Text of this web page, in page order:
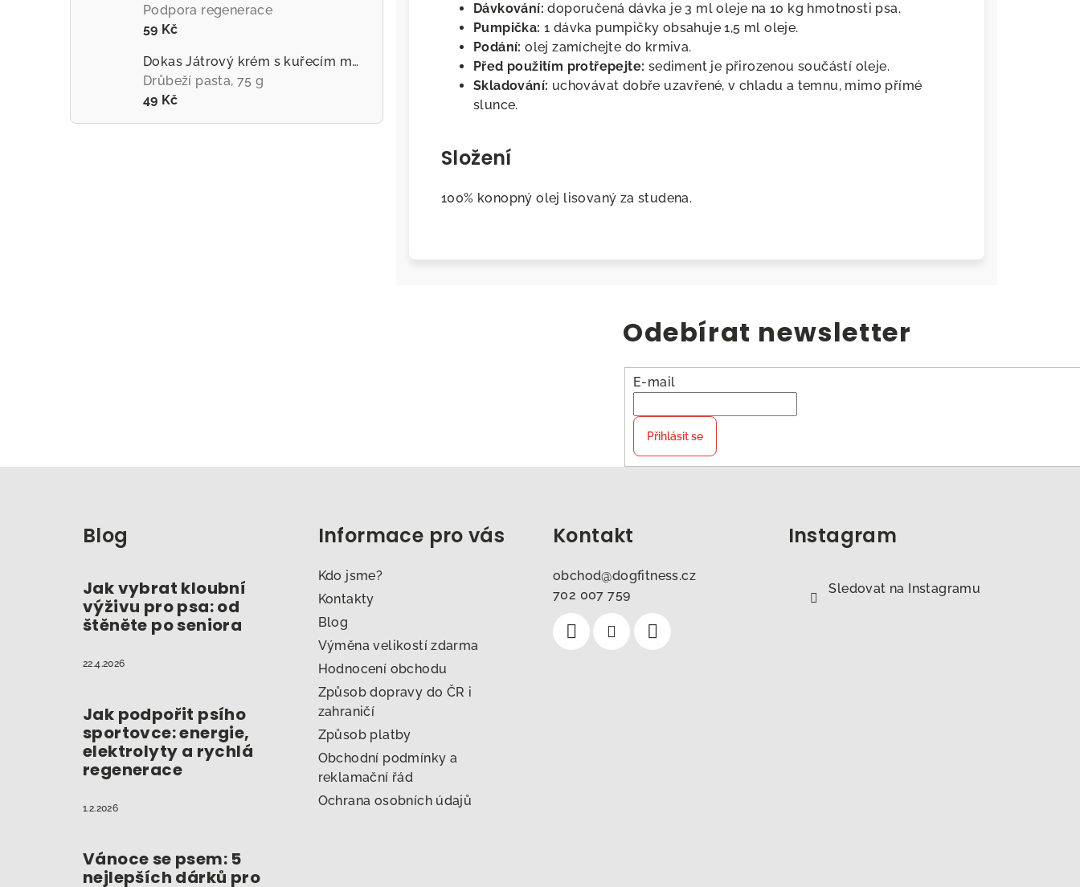
Podpora regenerace
59 Kč
Dokas Játrový krém s kuřecím masem
Drůbeží pasta, 75 g
49 Kč
Dávkování: doporučená dávka je 3 ml oleje na 10 kg hmotnosti psa.
Pumpička: 1 dávka pumpičky obsahuje 1,5 ml oleje.
Podání: olej zamíchejte do krmiva.
Před použitím protřepejte: sediment je přirozenou součástí oleje.
Skladování: uchovávat dobře uzavřené, v chladu a temnu, mimo přímé
slunce.
Složení
100% konopný olej lisovaný za studena.
Odebírat newsletter
E-mail
Přihlásit se
Blog
Jak vybrat kloubní
výživu pro psa: od
štěněte po seniora
22.4.2026
Jak podpořit psího
sportovce: energie,
elektrolyty a rychlá
regenerace
1.2.2026
Vánoce se psem: 5
nejlepších dárků pro
Informace pro vás
Kdo jsme?
Kontakty
Blog
Výměna velikostí zdarma
Hodnocení obchodu
Způsob dopravy do ČR i
zahraničí
Způsob platby
Obchodní podmínky a
reklamační řád
Ochrana osobních údajů
Kontakt
obchod@dogfitness.cz
702 007 759
Instagram
Sledovat na Instagramu